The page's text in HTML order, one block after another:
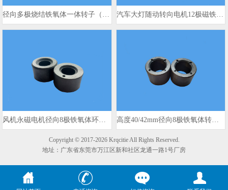
径向多极烧结铁氧体一体转子（带钢轴） 汽车大灯随动转向电机12极磁铁 17.7x8.45x16.7mm
Copyright © 2017-2026 Krqcitie All Rights Reserved.
地址：广东省东莞市万江区新和社区龙通一路1号厂房